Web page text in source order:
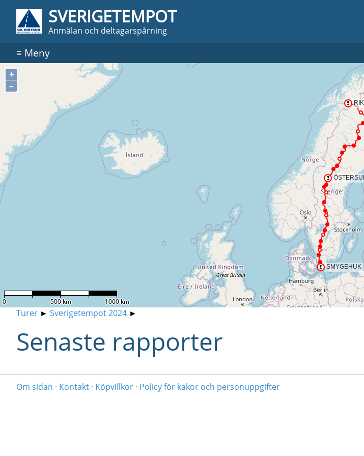
SVERIGETEMPOT
Anmälan och deltagarspårning
≡ Meny
+
–
0 500 km 1000 km
Turer ► Sverigetempot 2024 ►
Senaste rapporter
Om sidan · Kontakt · Köpvillkor · Policy för kakor och personuppgifter